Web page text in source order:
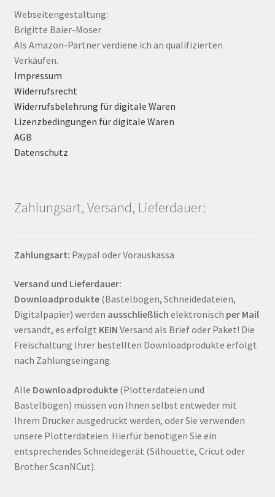
Webseitengestaltung:
Brigitte Baier-Moser
Als Amazon-Partner verdiene ich an qualifizierten
Verkäufen.
Impressum
Widerrufsrecht
Widerrufsbelehrung für digitale Waren
Lizenzbedingungen für digitale Waren
AGB
Datenschutz
Zahlungsart, Versand, Lieferdauer:
Zahlungsart: Paypal oder Vorauskassa
Versand und Lieferdauer:
Downloadprodukte(Bastelbögen, Schneidedateien,
Digitalpapier) werden ausschließlich elektronisch per Mail
versandt, es erfolgt KEIN Versand als Brief oder Paket! Die
Freischaltung Ihrer bestellten Downloadprodukte erfolgt
nach Zahlungseingang.
Alle Downloadprodukte(Plotterdateien und
Bastelbögen) müssen von Ihnen selbst entweder mit
Ihrem Drucker ausgedruckt werden, oder Sie verwenden
unsere Plotterdateien. Hierfür benötigen Sie ein
entsprechendes Schneidegerät (Silhouette, Cricut oder
Brother ScanNCut).